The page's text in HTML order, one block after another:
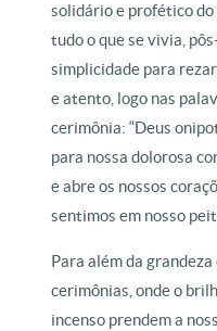
solidário e profético do
tudo o que se vivia,
simplicidade para
e atento, logo nas
cerimônia: “Deus
para nossa dolorosa
e abre os nossos
sentimos em nosso
Para além da
cerimônias, onde o
incenso prendem a